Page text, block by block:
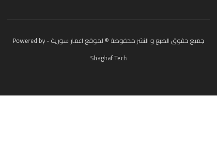
جميع حقوق الطبع و النشر محفوظة © لموقع اعمار سورية - Powered by
Shaghaf Tech